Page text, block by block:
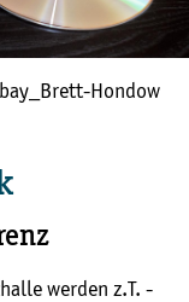
Hondow
werden z.T. -